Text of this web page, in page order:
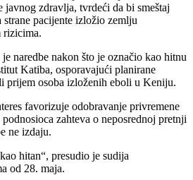
javnog zdravlja, tvrdeći da bi smeštaj
strane pacijente izložio zemlju
rizicima.
naredbe nakon što je označio kao hitnu
Katiba, osporavajući planirane
prijem osoba izloženih eboli u Keniju.
favorizuje odobravanje privremene
zahteva o neposrednoj pretnji
ne izdaju.
hitan“, presudio je sudija
od 28. maja.